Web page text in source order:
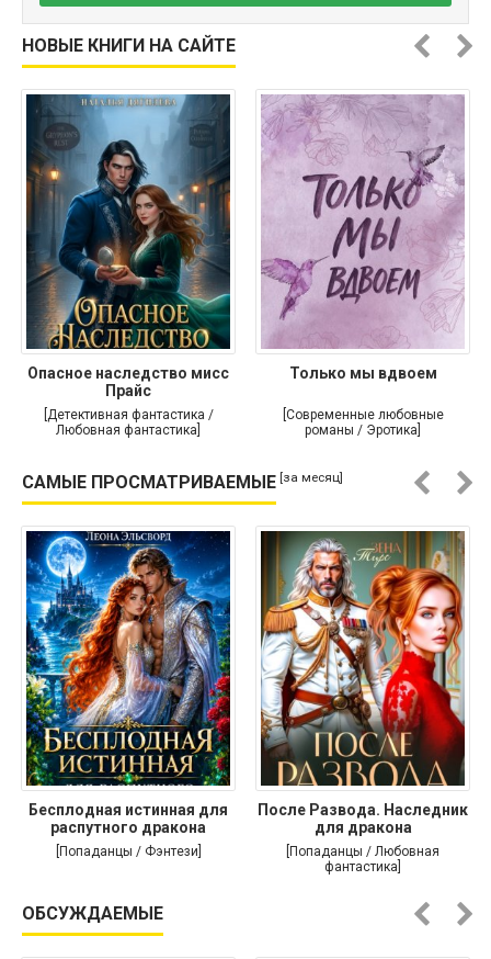
НОВЫЕ КНИГИ НА САЙТЕ
Опасное наследство мисс
Прайс
[Детективная фантастика /
Любовная фантастика]
Только мы вдвоем
[Современные любовные
романы / Эротика]
САМЫЕ ПРОСМАТРИВАЕМЫЕ [за месяц]
Бесплодная истинная для
распутного дракона
[Попаданцы / Фэнтези]
После Развода. Наследник
для дракона
[Попаданцы / Любовная
фантастика]
ОБСУЖДАЕМЫЕ